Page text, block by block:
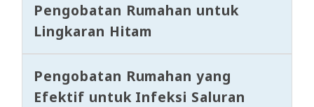
Pengobatan Rumahan untuk
Lingkaran Hitam
Pengobatan Rumahan yang
Efektif untuk Infeksi Saluran